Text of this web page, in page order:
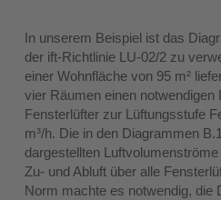
In unserem Beispiel ist das
der ift-Richtlinie LU-02/2 zu
einer Wohnfläche von 95 m²
vier Räumen einen
Fensterlüfter zur Lüftungsstufe
m³/h. Die in den Diagrammen
dargestellten
Zu- und Abluft über alle
Norm machte es notwendig, die